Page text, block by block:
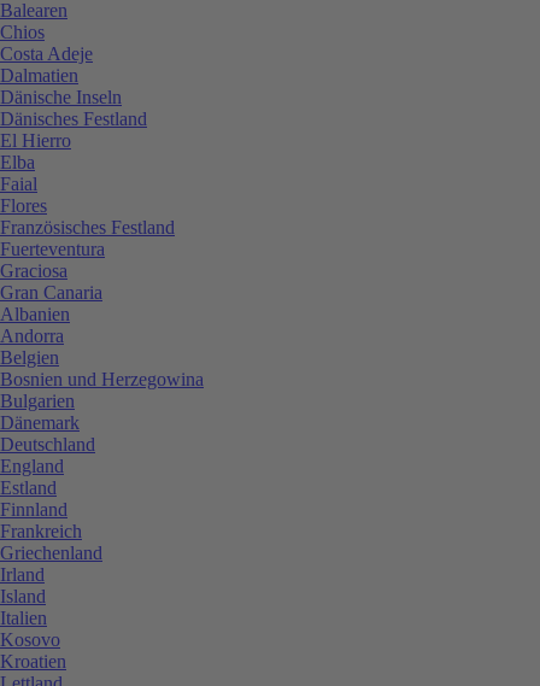
Balearen
Chios
Costa Adeje
Dalmatien
Dänische Inseln
Dänisches Festland
El Hierro
Elba
Faial
Flores
Französisches Festland
Fuerteventura
Graciosa
Gran Canaria
Albanien
Andorra
Belgien
Bosnien und Herzegowina
Bulgarien
Dänemark
Deutschland
England
Estland
Finnland
Frankreich
Griechenland
Irland
Island
Italien
Kosovo
Kroatien